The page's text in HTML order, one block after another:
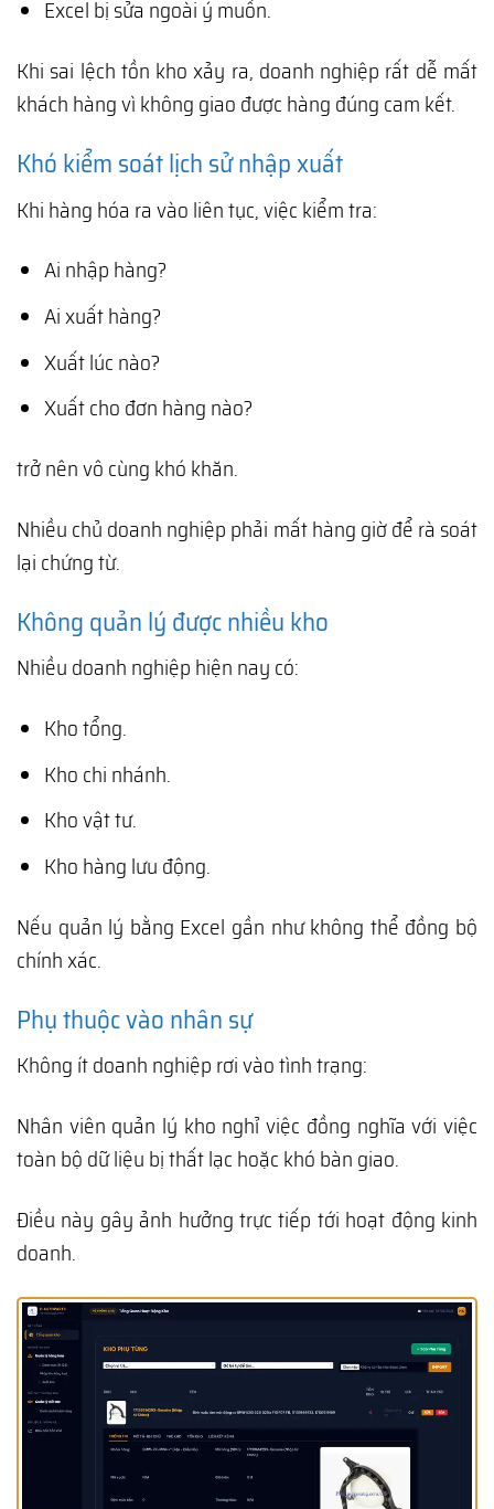
Excel bị sửa ngoài ý muốn.
Khi sai lệch tồn kho xảy ra, doanh nghiệp rất dễ mất
khách hàng vì không giao được hàng đúng cam kết.
Khó kiểm soát lịch sử nhập xuất
Khi hàng hóa ra vào liên tục, việc kiểm tra:
Ai nhập hàng?
Ai xuất hàng?
Xuất lúc nào?
Xuất cho đơn hàng nào?
trở nên vô cùng khó khăn.
Nhiều chủ doanh nghiệp phải mất hàng giờ để rà soát
lại chứng từ.
Không quản lý được nhiều kho
Nhiều doanh nghiệp hiện nay có:
Kho tổng.
Kho chi nhánh.
Kho vật tư.
Kho hàng lưu động.
Nếu quản lý bằng Excel gần như không thể đồng bộ
chính xác.
Phụ thuộc vào nhân sự
Không ít doanh nghiệp rơi vào tình trạng:
Nhân viên quản lý kho nghỉ việc đồng nghĩa với việc
toàn bộ dữ liệu bị thất lạc hoặc khó bàn giao.
Điều này gây ảnh hưởng trực tiếp tới hoạt động kinh
doanh.